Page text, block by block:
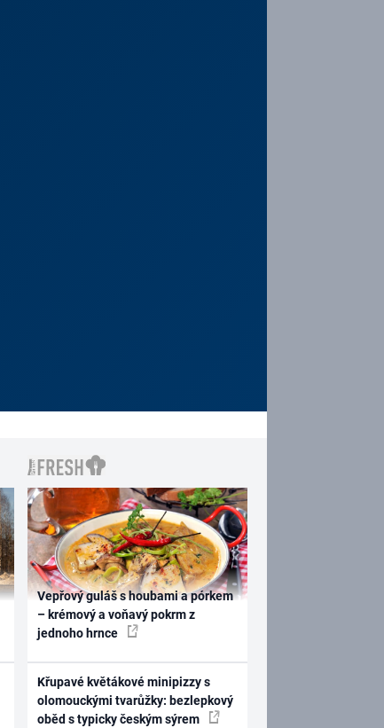
Vepřový guláš s houbami a pórkem
– krémový a voňavý pokrm z
jednoho hrnce
Křupavé květákové minipizzy s
olomouckými tvarůžky: bezlepkový
oběd s typicky českým sýrem